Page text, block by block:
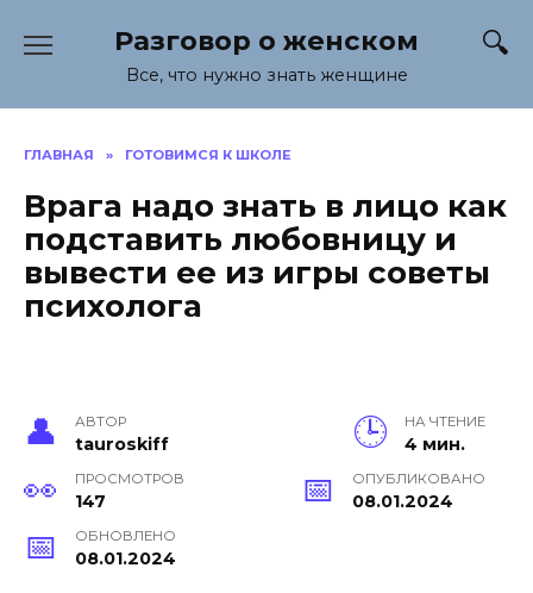
содержанию
Разговор о женском
Все, что нужно знать женщине
ГЛАВНАЯ » ГОТОВИМСЯ К ШКОЛЕ
Врага надо знать в лицо как
подставить любовницу и
вывести ее из игры советы
психолога
АВТОР
tauroskiff
НА ЧТЕНИЕ
4 мин.
ПРОСМОТРОВ
147
ОПУБЛИКОВАНО
08.01.2024
ОБНОВЛЕНО
08.01.2024